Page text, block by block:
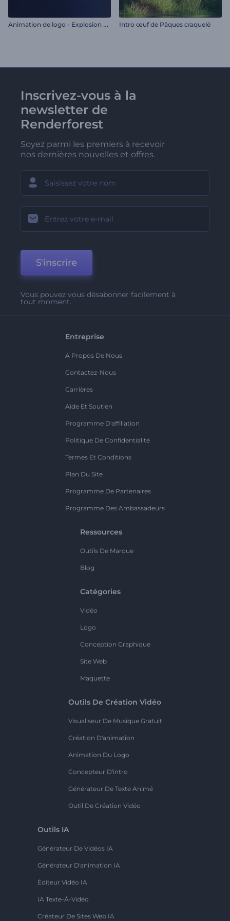
A
nimation de logo - Explosion de particules Intro œuf de Pâques craquelé
Inscrivez-vous à la
newsletter de
Renderforest
Soyez parmi les premiers à recevoir
nos dernières nouvelles et offres.
S'inscrire
Vous pouvez vous désabonner facilement à
tout moment.
Entreprise
A Propos De Nous
Contactez-Nous
Carrières
Aide Et Soutien
Programme D'affiliation
Politique De Confidentialité
Termes Et Conditions
Plan Du Site
Programme De Partenaires
Programme Des Ambassadeurs
Ressources
Outils De Marque
Blog
Catégories
Vidéo
Logo
Conception Graphique
Site Web
Maquette
Outils De Création Vidéo
Visualiseur De Musique Gratuit
Création D'animation
Animation Du Logo
Concepteur D'intro
Générateur De Texte Animé
Outil De Création Vidéo
Outils IA
Générateur De Vidéos IA
Générateur D'animation IA
Éditeur Vidéo IA
IA Texte-À-Vidéo
Créateur De Sites Web IA